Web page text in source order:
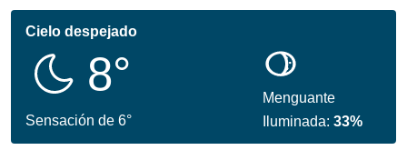
ha
calidad.
a este
las
Cielo despejado
8°
Sensación de 6°
Menguante
Iluminada:33%